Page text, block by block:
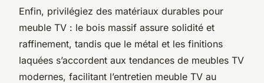
Enfin, privilégiez des matériaux durables pour
meuble TV : le bois massif assure solidité et
raffinement, tandis que le métal et les finitions
laquées s’accordent aux tendances de meubles TV
modernes, facilitant l’entretien meuble TV au